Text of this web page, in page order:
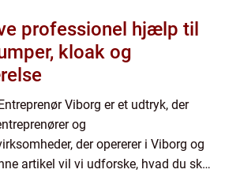
til
kloak og
Viborg er et udtryk, der
og
der opererer i Viborg og
artikel vil vi udforske, hvad du skal